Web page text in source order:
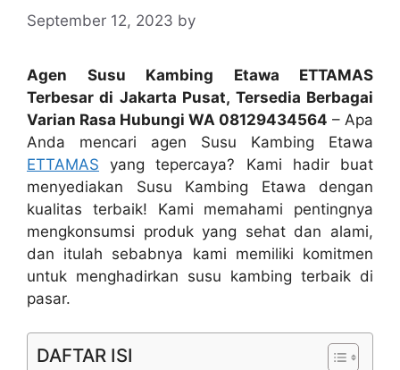
September 12, 2023 by
Agen Susu Kambing Etawa ETTAMAS
Terbesar di Jakarta Pusat, Tersedia Berbagai
Varian Rasa Hubungi WA 08129434564 – Apa
Anda mencari agen Susu Kambing Etawa
ETTAMAS yang tepercaya? Kami hadir buat
menyediakan Susu Kambing Etawa dengan
kualitas terbaik! Kami memahami pentingnya
mengkonsumsi produk yang sehat dan alami,
dan itulah sebabnya kami memiliki komitmen
untuk menghadirkan susu kambing terbaik di
pasar.
DAFTAR ISI